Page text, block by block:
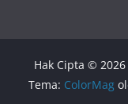
Hak Cipta © 2026
Tema: ColorMag